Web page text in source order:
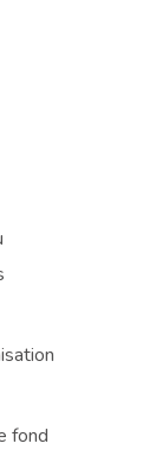
fond